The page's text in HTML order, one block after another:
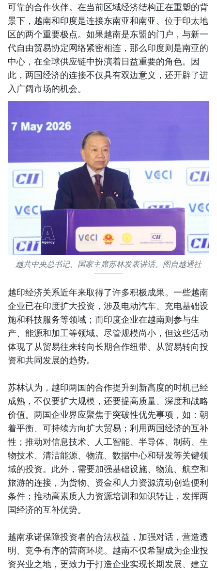
可靠的合作伙伴。在当前区域经济结构正在重塑的背
景下，越南和印度是连接东南亚和南亚、位于印太地
区的两个重要极点。如果越南是东盟的门户，与新一
代自由贸易协定网络紧密相连，那么印度则是南亚的
中心，在全球供应链中扮演着日益重要的角色。因
此，两国经济的连接不仅具有双边意义，还开辟了进
入广阔市场的机会。
越共中央总书记、国家主席苏林发表讲话。图自越通社
越印经济关系近年来取得了许多积极成果。一些越南
企业已在印度扩大投资，涉及电动汽车、充电基础设
施和科技服务等领域；而印度企业在越南则参与生
产、能源和加工等领域。尽管规模尚小，但这些活动
体现了从贸易往来转向长期合作纽带、从贸易转向投
资和共同发展的趋势。
苏林认为，越印两国的合作提升到新高度的时机已经
成熟，不仅要扩大规模，还要提高质量、深度和战略
价值。两国企业界应聚焦于突破性优先事项，如：朝
着平衡、可持续方向扩大贸易；利用两国经济的互补
性；推动对信息技术、人工智能、半导体、制药、生
物技术、清洁能源、物流、数据中心和研发等关键领
域的投资。此外，需要加强基础设施、物流、航空和
旅游的连接，为货物、资金和人力资源流动创造便利
条件；推动高素质人力资源培训和知识转让，发挥两
国经济的互补优势。
越南承诺保障投资者的合法权益，加强对话，营造透
明、竞争有序的营商环境。越南不仅希望成为企业投
资兴业之地，更致力于打造企业实现长期发展、建立